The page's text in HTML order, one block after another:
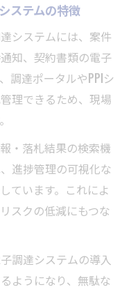
ステムの特徴
システムには、案件
知、契約書類の電子
調達ポータルやPPIシ
理できるため、現場
・落札結果の検索機
進捗管理の可視化な
ています。これによ
スクの低減にもつな
調達システムの導入
ようになり、無駄な